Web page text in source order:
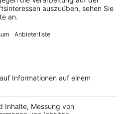
zu laden!
einen Service eines
um Videoinhalte
Service kann